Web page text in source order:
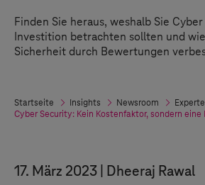
Finden Sie heraus, weshalb Sie
Investition betrachten sollten und
Sicherheit durch Bewertungen
Startseite Insights Newsroom
Cyber Security: Kein Kostenfaktor, sondern eine
17. März 2023 Dheeraj Rawal